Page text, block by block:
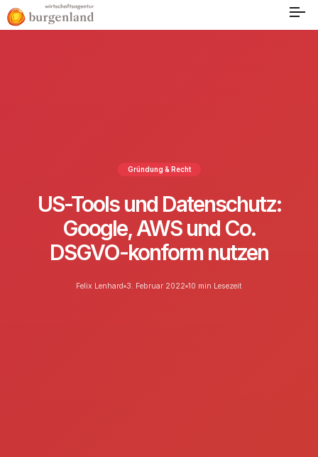
Gründung & Recht
US-Tools und Datenschutz:
Google, AWS und Co.
DSGVO-konform nutzen
Felix Lenhard 3. Februar 2022 10 min Lesezeit